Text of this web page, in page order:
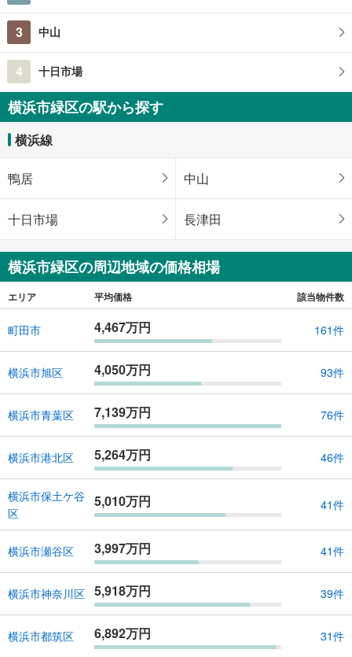
3 中山
4 十日市場
横浜市緑区の駅から探す
横浜線
鴨居 中山
十日市場 長津田
横浜市緑区の周辺地域の価格相場
エリア 平均価格 該当物件数
町田市 4,467万円 161件
横浜市旭区 4,050万円 93件
横浜市青葉区 7,139万円 76件
横浜市港北区 5,264万円 46件
横浜市保土ケ谷
区
5,010万円 41件
横浜市瀬谷区 3,997万円 41件
横浜市神奈川区 5,918万円 39件
横浜市都筑区 6,892万円 31件